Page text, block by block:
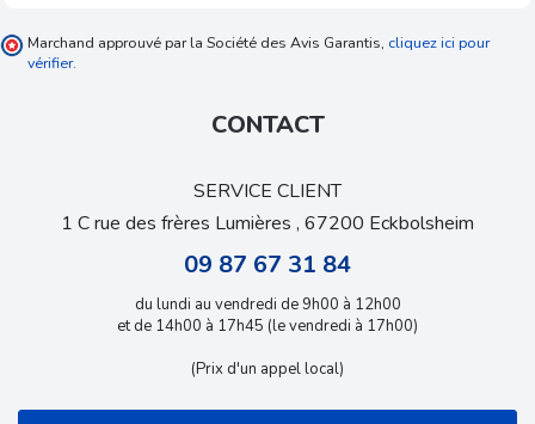
Marchand approuvé par la Société des Avis Garantis, cliquez ici pour
vérifier.
CONTACT
SERVICE CLIENT
1 C rue des frères Lumières , 67200 Eckbolsheim
09 87 67 31 84
du lundi au vendredi de 9h00 à 12h00
et de 14h00 à 17h45 (le vendredi à 17h00)
(Prix d'un appel local)